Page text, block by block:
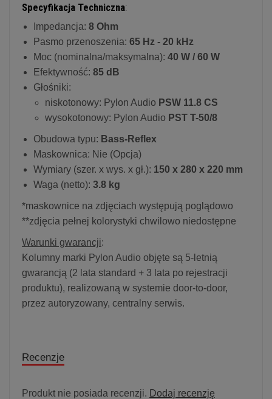
Specyfikacja Techniczna:
Impedancja: 8 Ohm
Pasmo przenoszenia: 65 Hz - 20 kHz
Moc (nominalna/maksymalna): 40 W / 60 W
Efektywność: 85 dB
Głośniki:
niskotonowy: Pylon Audio PSW 11.8 CS
wysokotonowy: Pylon Audio PST T-50/8
Obudowa typu: Bass-Reflex
Maskownica: Nie (Opcja)
Wymiary (szer. x wys. x gł.): 150 x 280 x 220 mm
Waga (netto): 3.8 kg
*maskownice na zdjęciach występują poglądowo
**zdjęcia pełnej kolorystyki chwilowo niedostępne
Warunki gwarancji:
Kolumny marki Pylon Audio objęte są 5-letnią
gwarancją (2 lata standard + 3 lata po rejestracji
produktu), realizowaną w systemie door-to-door,
przez autoryzowany, centralny serwis.
Recenzje
Produkt nie posiada recenzji. Dodaj recenzję